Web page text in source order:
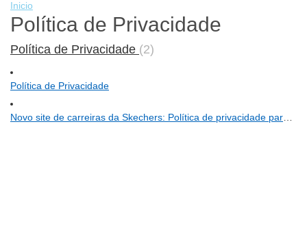
Inicio
Política de Privacidade
Política de Privacidade 2
Política de Privacidade